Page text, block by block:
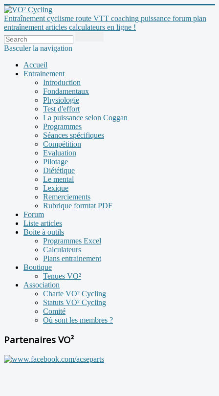
Entraînement cyclisme route VTT coaching puissance forum plan
entraînement articles calculateurs en ligne !
Basculer la navigation
Accueil
Entrainement
Introduction
Fondamentaux
Physiologie
Test d'effort
La puissance selon Coggan
Programmes
Séances spécifiques
Compétition
Evaluation
Pilotage
Diététique
Le mental
Lexique
Remerciements
Rubrique formtat PDF
Forum
Liste articles
Boite à outils
Programmes Excel
Calculateurs
Plans entrainement
Boutique
Tenues VO²
Association
Charte VO² Cycling
Statuts VO² Cycling
Comité
Où sont les membres ?
Partenaires VO²